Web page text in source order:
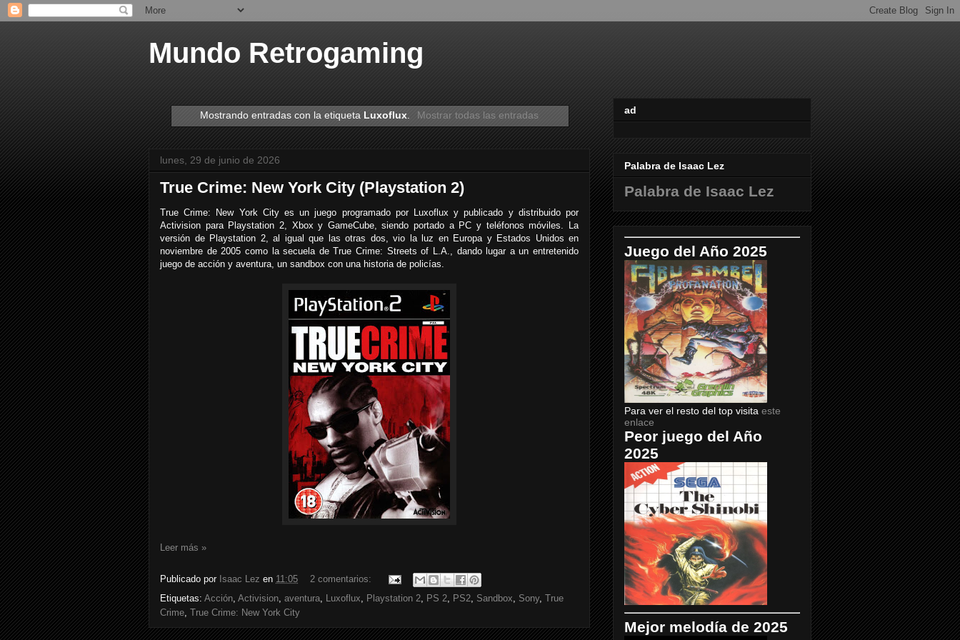
Mundo Retrogaming
Mostrando entradas con la etiqueta Luxoflux. Mostrar todas las entradas
lunes, 29 de junio de 2026
True Crime: New York City (Playstation 2)
True Crime: New York City es un juego programado por Luxoflux y publicado y distribuido por
Activision para Playstation 2, Xbox y GameCube, siendo portado a PC y teléfonos móviles. La
versión de Playstation 2, al igual que las otras dos, vio la luz en Europa y Estados Unidos en
noviembre de 2005 como la secuela de True Crime: Streets of L.A., dando lugar a un entretenido
juego de acción y aventura, un sandbox con una historia de policías.
Leer más »
Publicado por Isaac Lez en 11:05
2 comentarios:
Etiquetas: Acción Activision aventura Luxoflux Playstation 2 PS 2 PS2 Sandbox Sony, True
Crime True Crime: New York City
ad
Palabra de Isaac Lez
Palabra de Isaac Lez
Juego del Año 2025
Para ver el resto del top visita este
enlace
Peor juego del Año
2025
Mejor melodía de 2025